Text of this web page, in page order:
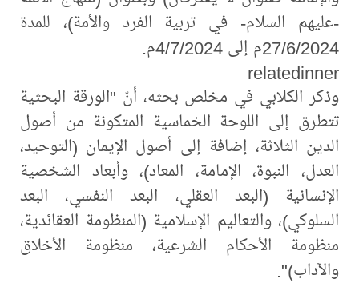
-عليهم السلام- في تربية الفرد والأمة)، للمدة
27/6/2024م إلى 4/7/2024م.
relatedinner
وذكر الكلابي في مخلص بحثه، أنّ "الورقة البحثية
تتطرق إلى اللوحة الخماسية المتكونة من أصول
الدين الثلاثة، إضافة إلى أصول الإيمان (التوحيد،
العدل، النبوة، الإمامة، المعاد)، وأبعاد الشخصية
الإنسانية (البعد العقلي، البعد النفسي، البعد
السلوكي)، والتعاليم الإسلامية (المنظومة العقائدية،
منظومة الأحكام الشرعية، منظومة الأخلاق
والآداب)".